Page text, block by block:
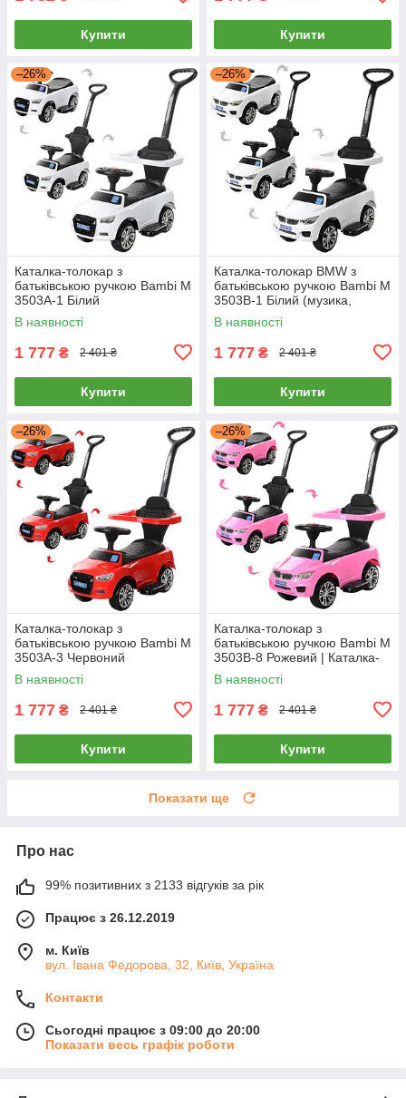
Купити Купити
–26%
Каталка-толокар з
батьківською ручкою Bambi M
3503A-1 Білий
В наявності
1 777 ₴ 2 401 ₴
Купити
–26%
Каталка-толокар BMW з
батьківською ручкою Bambi M
3503B-1 Білий (музика,
світло)
В наявності
1 777 ₴ 2 401 ₴
Купити
–26%
Каталка-толокар з
батьківською ручкою Bambi M
3503A-3 Червоний
В наявності
1 777 ₴ 2 401 ₴
Купити
–26%
Каталка-толокар з
батьківською ручкою Bambi M
3503B-8 Рожевий | Каталка-
толокар з батьківською
ручкою
В наявності
1 777 ₴ 2 401 ₴
Купити
Показати ще
Про нас
99% позитивних з 2133 відгуків за рік
Працює з 26.12.2019
м. Київ
вул. Івана Федорова, 32, Київ, Україна
Контакти
Сьогодні працює з 09:00 до 20:00
Показати весь графік роботи